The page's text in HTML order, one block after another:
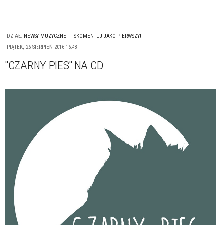
DZIAŁ: NEWSY MUZYCZNE
SKOMENTUJ JAKO PIERWSZY!
PIĄTEK, 26 SIERPIEŃ 2016 16:48
"CZARNY PIES" NA CD